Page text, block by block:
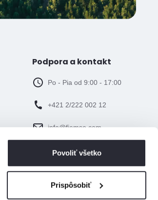
Povoliť všetko
Prispôsobiť
Podpora a kontakt
Po - Pia od 9:00 - 17:00
+421 2/222 002 12
info@fiemso.com